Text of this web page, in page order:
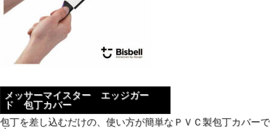
メッサーマイスター エッジガー
ド 包丁カバー
包丁を差し込むだけの、使い方が簡単なＰＶＣ製包丁カバーで